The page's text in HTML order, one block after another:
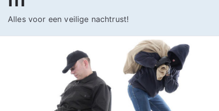
Alles voor een veilige nachtrust!